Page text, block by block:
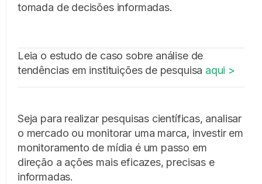
tomada de decisões informadas.
Leia o estudo de caso sobre análise de
tendências em instituições de pesquisa aqui >
Seja para realizar pesquisas científicas, analisar
o mercado ou monitorar uma marca, investir em
monitoramento de mídia é um passo em
direção a ações mais eficazes, precisas e
informadas.